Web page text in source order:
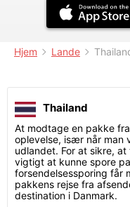
Hjem Lande
Thailand
At modtage en pakke
oplevelse, især når man
udlandet. For at sikre,
vigtigt at kunne spore
forsendelsessporing får
pakkens rejse fra
destination i Danmark.